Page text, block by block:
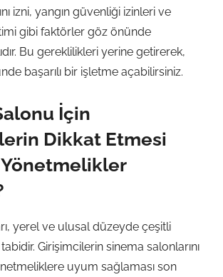
izni, yangın güvenliği izinleri ve
gibi faktörler göz önünde
Bu gereklilikleri yerine getirerek,
başarılı bir işletme açabilirsiniz.
İçin
Dikkat Etmesi
yerel ve ulusal düzeyde çeşitli
Girişimcilerin sinema salonlarını
uyum sağlaması son